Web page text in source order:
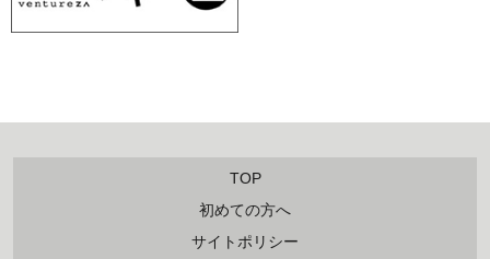
TOP
初めての方へ
サイトポリシー